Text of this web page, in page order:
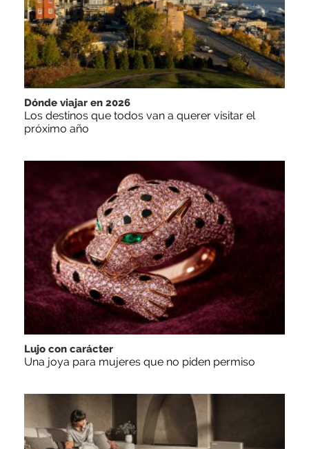
Dónde viajar en 2026
Los destinos que todos van a querer visitar el
próximo año
Lujo con carácter
Una joya para mujeres que no piden permiso